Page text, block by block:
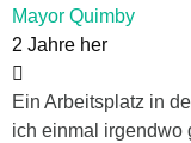
Mayor Quimby
2 Jahre her
Ein Arbeitsplatz in
ich einmal irgendwo